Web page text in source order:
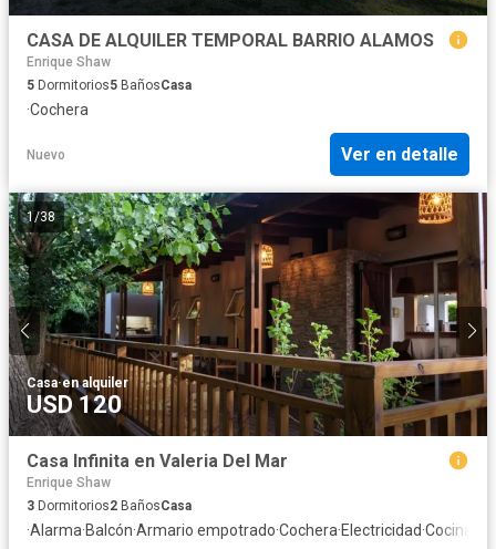
CASA DE ALQUILER TEMPORAL BARRIO ALAMOS
Enrique Shaw
5 Dormitorios5 BañosCasa
·Cochera
Nuevo Ver en detalle
1/38
Casa·en alquiler
USD 120
Casa Infinita en Valeria Del Mar
Enrique Shaw
3 Dormitorios2 BañosCasa
·Alarma·Balcón·Armario empotrado·Cochera·Electricidad·Cocina